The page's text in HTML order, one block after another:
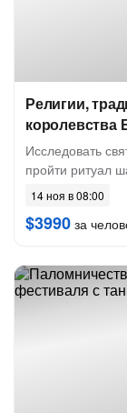
Религии,
королевства
Исследовать
пройти ритуал
14 ноя в 08:00
$3990 за